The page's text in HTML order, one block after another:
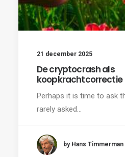
21 december 2025
De cryptocrash als
koopkrachtcorrectie
Perhaps it is time to ask
rarely asked…
by Hans Timmerman